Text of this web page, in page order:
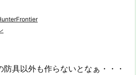
具以外も作らないとなぁ・・・